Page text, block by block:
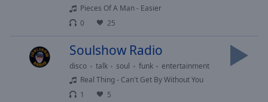
Pieces Of A Man - Easier
0
25
Soulshow Radio
disco talk soul funk
entertainment
Real Thing - Can't Get By Without You
1
5